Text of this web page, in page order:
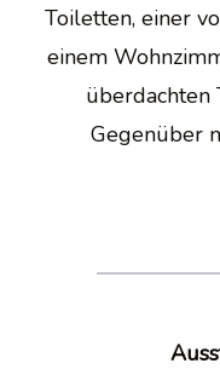
Toiletten, einer
einem
überdachten
Gegenüber